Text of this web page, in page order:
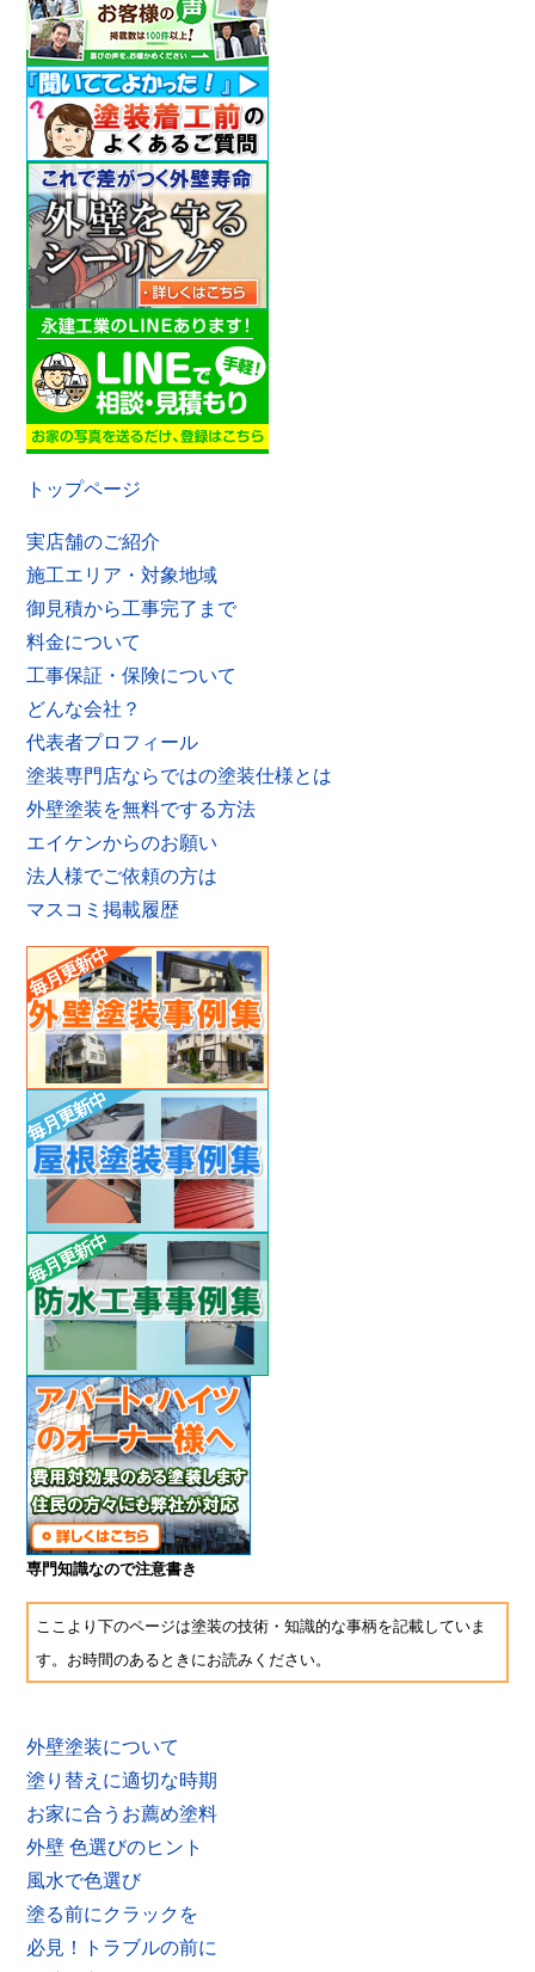
トップページ
実店舗のご紹介
施工エリア・対象地域
御見積から工事完了まで
料金について
工事保証・保険について
どんな会社？
代表者プロフィール
塗装専門店ならではの塗装仕様とは
外壁塗装を無料でする方法
エイケンからのお願い
法人様でご依頼の方は
マスコミ掲載履歴
専門知識なので注意書き
ここより下のページは塗装の技術・知識的な事柄を記載していま
す。お時間のあるときにお読みください。
外壁塗装について
塗り替えに適切な時期
お家に合うお薦め塗料
外壁 色選びのヒント
風水で色選び
塗る前にクラックを
必見！トラブルの前に